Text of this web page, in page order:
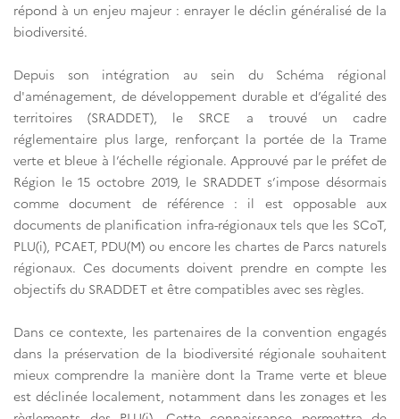
répond à un enjeu majeur : enrayer le déclin généralisé de la
biodiversité.
Depuis son intégration au sein du Schéma régional
d'aménagement, de développement durable et d’égalité des
territoires (SRADDET), le SRCE a trouvé un cadre
réglementaire plus large, renforçant la portée de la Trame
verte et bleue à l’échelle régionale. Approuvé par le préfet de
Région le 15 octobre 2019, le SRADDET s’impose désormais
comme document de référence : il est opposable aux
documents de planification infra-régionaux tels que les SCoT,
PLU(i), PCAET, PDU(M) ou encore les chartes de Parcs naturels
régionaux. Ces documents doivent prendre en compte les
objectifs du SRADDET et être compatibles avec ses règles.
Dans ce contexte, les partenaires de la convention engagés
dans la préservation de la biodiversité régionale souhaitent
mieux comprendre la manière dont la Trame verte et bleue
est déclinée localement, notamment dans les zonages et les